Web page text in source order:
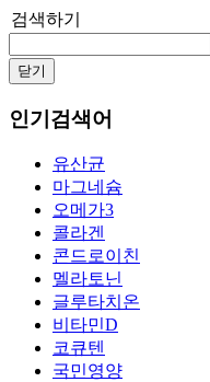
검색하기
닫기
인기검색어
유산균
마그네슘
오메가3
콜라겐
콘드로이친
멜라토닌
글루타치온
비타민D
코큐텐
국민영양